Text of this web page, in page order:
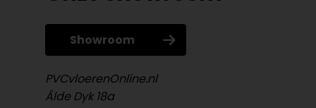
Showroom
PVCvloerenOnline.nl
Âlde Dyk 18a